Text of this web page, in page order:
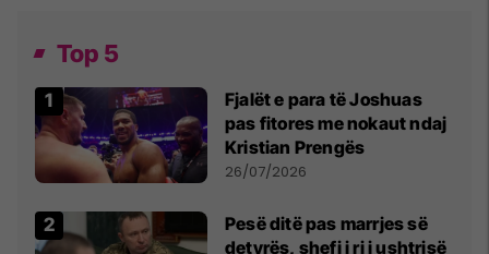
Top 5
Fjalët e para të Joshuas
pas fitores me nokaut ndaj
Kristian Prengës
26/07/2026
Pesë ditë pas marrjes së
detyrës, shefi i ri i ushtrisë